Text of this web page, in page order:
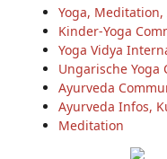
Yoga, Meditation,
Kinder-Yoga
Yoga Vidya
Ungarische Yoga
Ayurveda
Ayurveda Infos,
Meditation